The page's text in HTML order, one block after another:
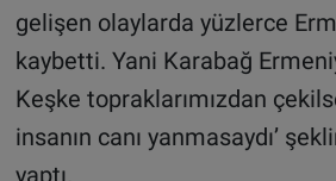
gelişen olaylarda yüzlerce
kaybetti. Yani Karabağ
Keşke topraklarımızdan
insanın canı yanmasaydı’
yaptı.